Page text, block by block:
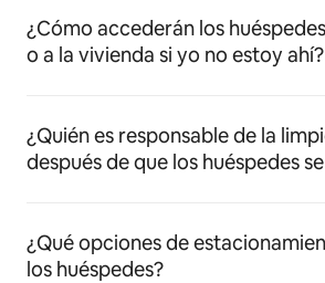
¿Cómo accederán los
o a la vivienda si yo no estoy ahí?
¿Quién es responsable de la
después de que los huéspedes
¿Qué opciones de
los huéspedes?